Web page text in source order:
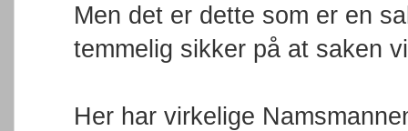
Men det er dette som er en
temmelig sikker på at saken
Her har virkelige